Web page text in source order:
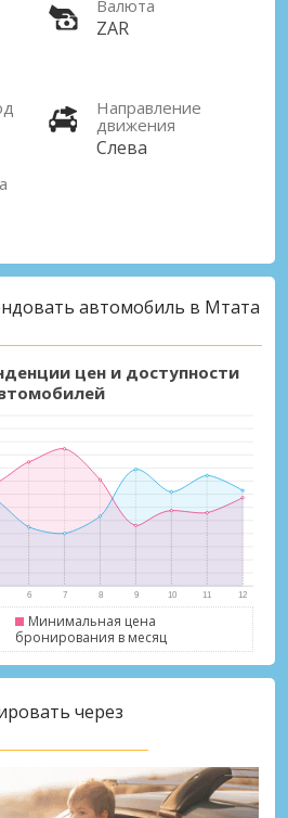
к эксклюзивным
Валюта
ZAR
Направление
движения
Слева
автомобиль в Мтата
цен и доступности
Минимальная цена
бронирования в месяц
через